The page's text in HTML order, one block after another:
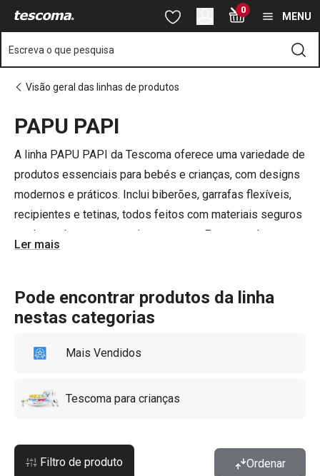
Saltar para o conteúdo principal
Saltar para a pesquisa
Saltar para a navegação 0
MENU
Escreva o que pesquisa
Visão geral das linhas de produtos
PAPU PAPI
A linha PAPU PAPI da Tescoma oferece uma variedade de
produtos essenciais para bebés e crianças, com designs
modernos e práticos. Inclui biberões, garrafas flexíveis,
recipientes e tetinas, todos feitos com materiais seguros
e adequados para os mais pequenos. Estes produtos
foram desenvolvidos
antibacterianos, não descoloram e não absorvem
odores.Com cores vibrantes e funcionalidades
facilitar o cuidado diário dos bebés.
Ler mais
Pode encontrar produtos da linha
nestas categorias
Mais Vendidos
Tescoma para crianças
Filtro de produto Ordenar